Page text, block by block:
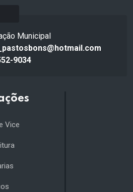
Municipal
9034
Vice